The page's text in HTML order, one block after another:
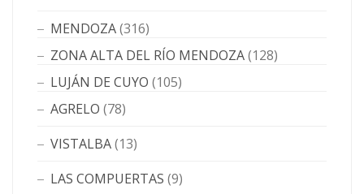
MENDOZA(316)
ZONA ALTA DEL RÍO MENDOZA(128)
LUJÁN DE CUYO (105)
AGRELO (78)
VISTALBA(13)
LAS COMPUERTAS (9)